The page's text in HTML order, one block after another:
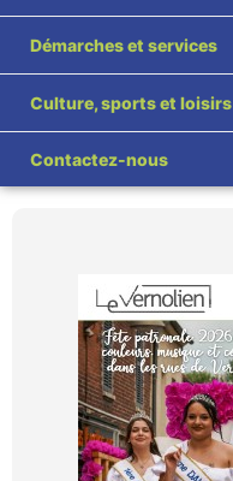
Démarches et services
Culture, sports et loisirs
Contactez-nous